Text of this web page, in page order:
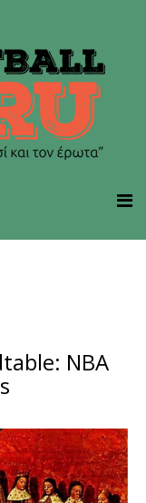
NBA